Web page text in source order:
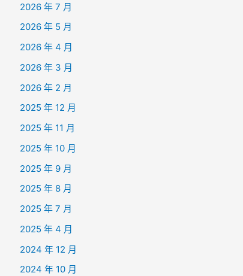
2026 年 7 月
2026 年 5 月
2026 年 4 月
2026 年 3 月
2026 年 2 月
2025 年 12 月
2025 年 11 月
2025 年 10 月
2025 年 9 月
2025 年 8 月
2025 年 7 月
2025 年 4 月
2024 年 12 月
2024 年 10 月